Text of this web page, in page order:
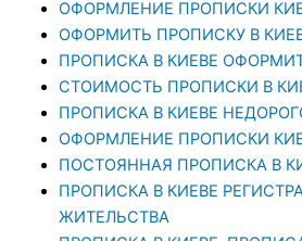
ОФОРМЛЕНИЕ ПРОПИСКИ
ОФОРМИТЬ ПРОПИСКУ В
ПРОПИСКА В КИЕВЕ
СТОИМОСТЬ ПРОПИСКИ В
ПРОПИСКА В КИЕВЕ
ОФОРМЛЕНИЕ ПРОПИСКИ
ПОСТОЯННАЯ ПРОПИСКА В
ПРОПИСКА В КИЕВЕ
ЖИТЕЛЬСТВА